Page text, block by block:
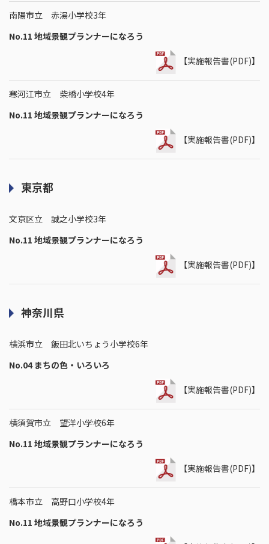
南陽市立 赤湯小学校3年
No.11 地域景観プランナーになろう
【実施報告書(PDF)】
寒河江市立 柴橋小学校4年
No.11 地域景観プランナーになろう
【実施報告書(PDF)】
東京都
文京区立 誠之小学校3年
No.11 地域景観プランナーになろう
【実施報告書(PDF)】
神奈川県
横浜市立 飯田北いちょう小学校6年
No.04 まちの色・いろいろ
【実施報告書(PDF)】
横須賀市立 望洋小学校6年
No.11 地域景観プランナーになろう
【実施報告書(PDF)】
橋本市立 高野口小学校4年
No.11 地域景観プランナーになろう